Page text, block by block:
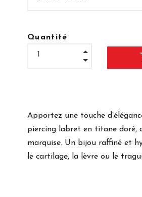
Quantité
Apportez une touche
piercing labret en titane doré,
marquise. Un bijou raffiné et
le cartilage, la lèvre ou le